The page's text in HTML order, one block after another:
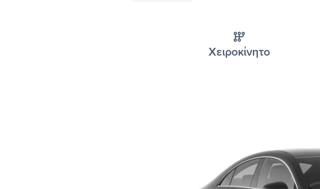
Χειροκίνητο